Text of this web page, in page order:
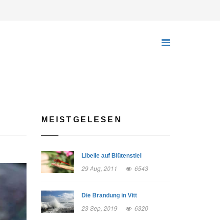
MEISTGELESEN
Libelle auf Blütenstiel
29 Aug, 2011 6543
Die Brandung in Vitt
23 Sep, 2019 6320